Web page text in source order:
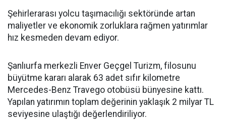
Şehirlerarası yolcu taşımacılığı sektöründe artan
maliyetler ve ekonomik zorluklara rağmen yatırımlar
hız kesmeden devam ediyor.
Şanlıurfa merkezli Enver Geçgel Turizm, filosunu
büyütme kararı alarak 63 adet sıfır kilometre
Mercedes-Benz Travego otobüsü bünyesine kattı.
Yapılan yatırımın toplam değerinin yaklaşık 2 milyar TL
seviyesine ulaştığı değerlendiriliyor.